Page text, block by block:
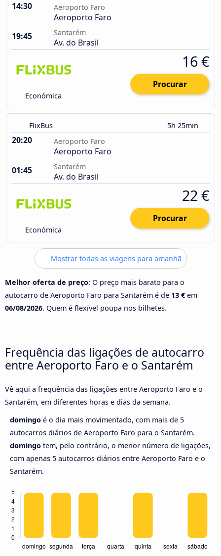
14:30 Aeroporto Faro
Aeroporto Faro
19:45
Santarém
Av. do Brasil
Económica
16 €
Procurar
FlixBus 5h 25min
20:20 Aeroporto Faro
Aeroporto Faro
01:45
Santarém
Av. do Brasil
Económica
22 €
Procurar
Mostrar todas as viagens para amanhã
Melhor oferta de preço: O preço mais barato para o
autocarro de Aeroporto Faro para Santarém é de 13 € em
06/08/2026. Quem é flexível poupa nos bilhetes.
Frequência das ligações de autocarro
entre Aeroporto Faro e o Santarém
Vê aqui a frequência das ligações entre Aeroporto Faro e o
Santarém, em diferentes horas e dias da semana.
domingo é o dia mais movimentado, com mais de 5
autocarros diários de Aeroporto Faro para o Santarém.
domingo tem, pelo contrário, o menor número de ligações,
com apenas 5 autocarros diários entre Aeroporto Faro e o
Santarém.